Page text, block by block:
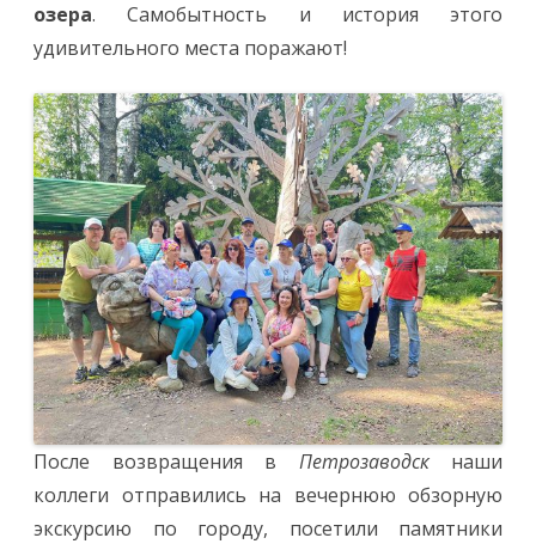
озера. Самобытность и история этого
удивительного места поражают!
После возвращения в Петрозаводскнаши
коллеги отправились на вечернюю обзорную
экскурсию по городу, посетили памятники